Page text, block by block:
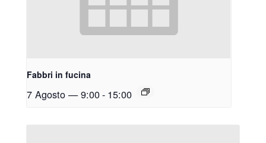
Fabbri in fucina
7 Agosto — 9:00- 15:00